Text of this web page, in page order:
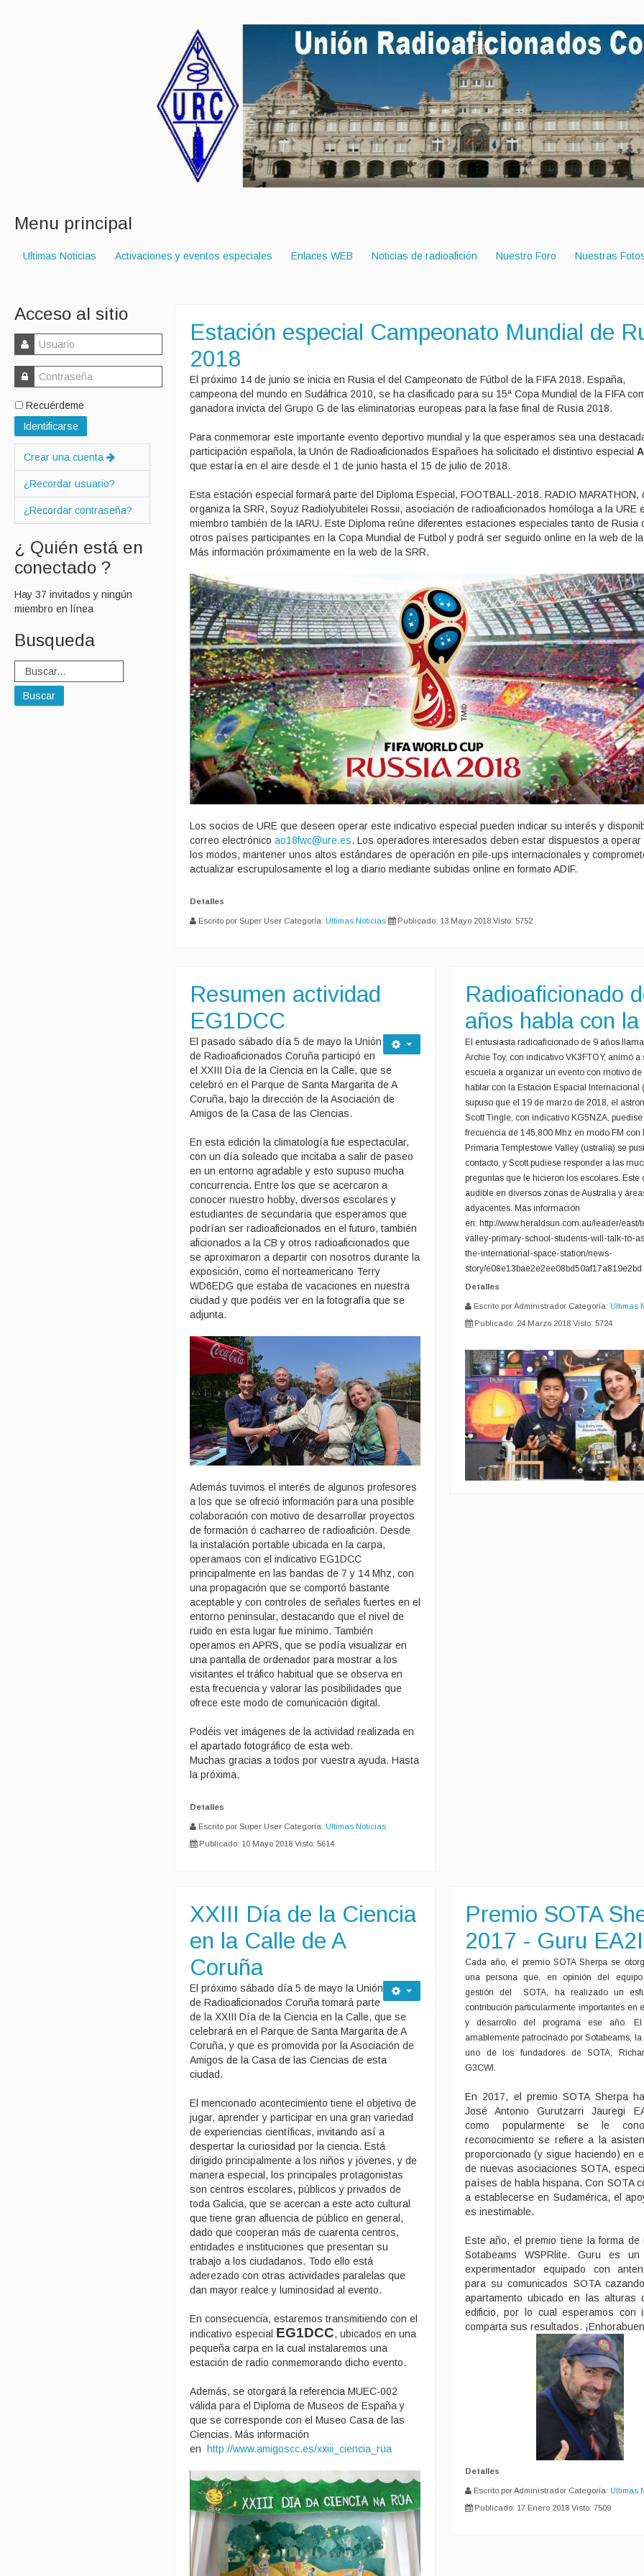
Menu principal
Ultimas Noticias Activaciones y eventos especiales Enlaces WEB Noticias de radioafición Nuestro Foro Nuestras
Acceso al sitio
Recuérdeme
Identificarse
Crear una cuenta
¿Recordar usuario?
¿Recordar contraseña?
¿ Quién está en
conectado ?
Hay 37 invitados y ningún
miembro en línea
Busqueda
Buscar
Estación especial Campeonato Mundial de
2018
El próximo 14 de junio se inicia en Rusia el del Campeonato de Fútbol de la FIFA 2018. España,
campeona del mundo en Sudáfrica 2010, se ha clasificado para su 15ª Copa Mundial de la FIFA
ganadora invicta del Grupo G de las eliminatorias europeas para la fase final de Rusia 2018.
Para conmemorar este importante evento deportivo mundial y la que esperamos sea una
participación española, la Unón de Radioaficionados Españoes ha solicitado el distintivo especial
que estaría en el aire desde el 1 de junio hasta el 15 de julio de 2018.
Esta estación especial formará parte del Diploma Especial, FOOTBALL-2018. RADIO MARATHON,
organiza la SRR, Soyuz Radiolyubitelei Rossii, asociación de radioaficionados homóloga a la URE
miembro también de la IARU. Este Diploma reúne diferentes estaciones especiales tanto de Rusia
otros países participantes en la Copa Mundial de Futbol y podrá ser seguido online en la web de
Más información próximamente en la web de la SRR.
Los socios de URE que deseen operar este indicativo especial pueden indicar su interés y
correo electrónico ao18fwc@ure.es. Los operadores interesados deben estar dispuestos a operar
los modos, mantener unos altos estándares de operación en pile-ups internacionales y
actualizar escrupulosamente el log a diario mediante subidas online en formato ADIF.
Detalles
Escrito por Super User Categoría: Ultimas Noticias Publicado: 13 Mayo 2018 Visto: 5752
Resumen actividad
EG1DCC
El pasado sábado día 5 de mayo la Unión
de Radioaficionados Coruña participó en
el XXIII Día de la Ciencia en la Calle, que se
celebró en el Parque de Santa Margarita de A
Coruña, bajo la dirección de la Asociación de
Amigos de la Casa de las Ciencias.
En esta edición la climatología fue espectacular,
con un día soleado que incitaba a salir de paseo
en un entorno agradable y esto supuso mucha
concurrencia. Entre los que se acercaron a
conocer nuestro hobby, diversos escolares y
estudiantes de secundaria que esperamos que
podrían ser radioaficionados en el futuro, también
aficionados a la CB y otros radioaficionados que
se aproximaron a departir con nosotros durante la
exposición, como el norteamericano Terry
WD6EDG que estaba de vacaciones en nuestra
ciudad y que podéis ver en la fotografía que se
adjunta.
Además tuvimos el interés de algunos profesores
a los que se ofreció información para una posible
colaboración con motivo de desarrollar proyectos
de formación ó cacharreo de radioafición. Desde
la instalación portable ubicada en la carpa,
operamaos con el indicativo EG1DCC
principalmente en las bandas de 7 y 14 Mhz, con
una propagación que se comportó bastante
aceptable y con controles de señales fuertes en el
entorno peninsular, destacando que el nivel de
ruido en esta lugar fue mínimo. También
operamos en APRS, que se podía visualizar en
una pantalla de ordenador para mostrar a los
visitantes el tráfico habitual que se observa en
esta frecuencia y valorar las posibilidades que
ofrece este modo de comunicación digital.
Podéis ver imágenes de la actividad realizada en
el apartado fotográfico de esta web.
Muchas gracias a todos por vuestra ayuda. Hasta
la próxima.
Detalles
Escrito por Super User Categoría: Ultimas Noticias
Publicado: 10 Mayo 2018 Visto: 5614
Radioaficionado
años habla con
El entusiasta radioaficionado de 9 años
Archie Toy, con indicativo VK3FTOY, animó a
escuela a organizar un evento con motivo de
hablar con la Estación Espacial Internacional
supuso que el 19 de marzo de 2018, el
Scott Tingle, con indicativo KG5NZA,
frecuencia de 145,800 Mhz en modo FM con
Primaria Templestowe Valley (ustralia) se
contacto, y Scott pudiese responder a las
preguntas que le hicieron los escolares. Este
audible en diversos zonas de Australia y
adyacentes. Más información
en: http://www.heraldsun.com.au/leader/east/
valley-primary-school-students-will-talk-to-
the-international-space-station/news-
story/e08e13bae2e2ee08bd50af17a819e2bd
Detalles
Escrito por Administrador Categoría: Ultimas
Publicado: 24 Marzo 2018 Visto: 5724
XXIII Día de la Ciencia
en la Calle de A
Coruña
El próximo sábado día 5 de mayo la Unión
de Radioaficionados Coruña tomará parte
de la XXIII Día de la Ciencia en la Calle, que se
celebrará en el Parque de Santa Margarita de A
Coruña, y que es promovida por la Asociación de
Amigos de la Casa de las Ciencias de esta
ciudad.
El mencionado acontecimiento tiene el objetivo de
jugar, aprender y participar en una gran variedad
de experiencias científicas, invitando así a
despertar la curiosidad por la ciencia. Está
dirigido principalmente a los niños y jóvenes, y de
manera especial, los principales protagonistas
son centros escolares, públicos y privados de
toda Galicia, que se acercan a este acto cultural
que tiene gran afluencia de público en general,
dado que cooperan más de cuarenta centros,
entidades e instituciones que presentan su
trabajo a los ciudadanos. Todo ello está
aderezado con otras actividades paralelas que
dan mayor realce y luminosidad al evento.
En consecuencia, estaremos transmitiendo con el
indicativo especial EG1DCC, ubicados en una
pequeña carpa en la cual instalaremos una
estación de radio conmemorando dicho evento.
Además, se otorgará la referencia MUEC-002
válida para el Diploma de Museos de España y
que se corresponde con el Museo Casa de las
Ciencias. Más información
en
http://www.amigoscc.es/xxiii_ciencia_rua
Premio SOTA
2017 - Guru
Cada año, el premio SOTA Sherpa se
una persona que, en opinión del
gestión del SOTA, ha realizado un
contribución particularmente importantes en
y desarrollo del programa ese año.
amablemente patrocinado por Sotabeams,
uno de los fundadores de SOTA,
G3CWI.
En 2017, el premio SOTA Sherpa
José Antonio Gurutzarri Jauregi
como popularmente se le
reconocimiento se refiere a la
proporcionado (y sigue haciendo) en
de nuevas asociaciones SOTA,
países de habla hispana. Con SOTA
a establecerse en Sudamérica, el
es inestimable.
Este año, el premio tiene la forma de
Sotabeams WSPRlite. Guru es un
experimentador equipado con
para su comunicados SOTA
apartamento ubicado en las alturas
edificio, por lo cual esperamos con
comparta sus resultados.
Detalles
Escrito por Administrador Categoría: Ultimas
Publicado: 17 Enero 2018 Visto: 7509